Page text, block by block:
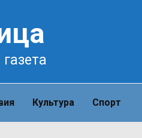
Культура Спорт